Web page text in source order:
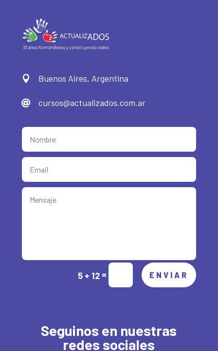
 Buenos Aires, Argentina
 cursos@actualizados.com.ar
5 + 12 = ENVIAR
Seguinos en nuestras
redes sociales